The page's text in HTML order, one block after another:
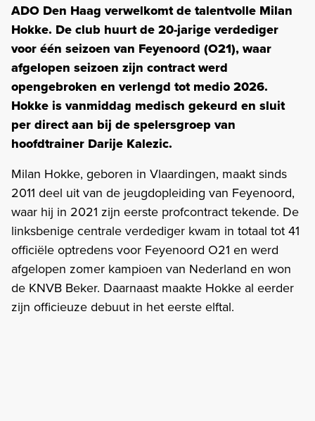
ADO Den Haag verwelkomt de talentvolle Milan
Hokke. De club huurt de 20-jarige verdediger
voor één seizoen van Feyenoord (O21), waar
afgelopen seizoen zijn contract werd
opengebroken en verlengd tot medio 2026.
Hokke is vanmiddag medisch gekeurd en sluit
per direct aan bij de spelersgroep van
hoofdtrainer Darije Kalezic.
Milan Hokke, geboren in Vlaardingen, maakt sinds
2011 deel uit van de jeugdopleiding van Feyenoord,
waar hij in 2021 zijn eerste profcontract tekende. De
linksbenige centrale verdediger kwam in totaal tot 41
officiële optredens voor Feyenoord O21 en werd
afgelopen zomer kampioen van Nederland en won
de KNVB Beker. Daarnaast maakte Hokke al eerder
zijn officieuze debuut in het eerste elftal.